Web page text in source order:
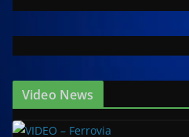
Video News